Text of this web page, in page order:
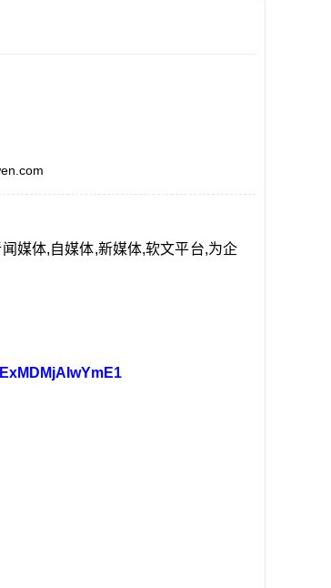
媒体,自媒体,新媒体,软文平台,为企